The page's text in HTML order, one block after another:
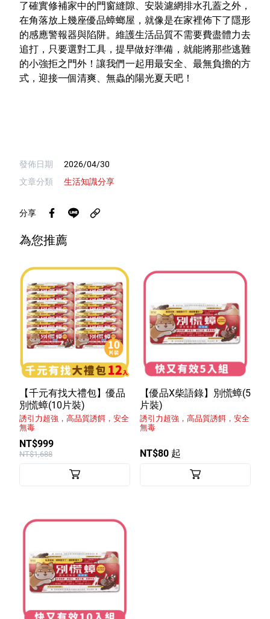
了確實修補家中的門窗縫隙、安裝濾網排水孔蓋之外，
在角落放上幾座優品蟑螂屋，就像是在家裡佈下了隱形
的感應警報器與陷阱。維護生活品質不需要費盡體力去
追打，只要選對工具，提早做好準備，就能將那些逃難
的小強拒之門外！讓我們一起用最安全、最無負擔的方
式，迎接一個清爽、無蟲的陽光夏天吧！
發佈日期
2026/04/30
文章分類
生活知識分享
分享
為您推薦
【千元有找大禮包】優品
別慌蟑(10片裝)
誘引力超強，高品質誘餌，安全
無毒
NT$999
NT$1,688
【優品X柴語錄】別慌蟑(5
片裝)
誘引力超強，高品質誘餌，安全
無毒
NT$80 起